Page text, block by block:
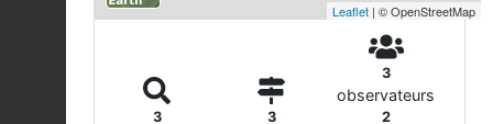
Leaflet | © OpenStreetMap
3 3
3
observateurs
2